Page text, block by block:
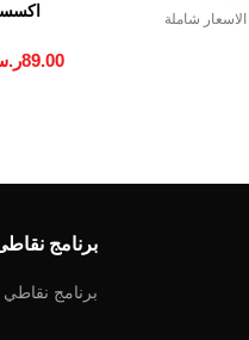
الاسعار شاملة
89.00
برنامج
برنامج